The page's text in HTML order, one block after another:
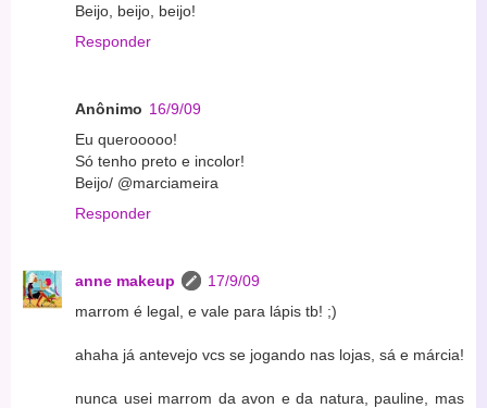
Beijo, beijo, beijo!
Responder
Anônimo 16/9/09
Eu querooooo!
Só tenho preto e incolor!
Beijo/ @marciameira
Responder
anne makeup
17/9/09
marrom é legal, e vale para lápis tb! ;)
ahaha já antevejo vcs se jogando nas lojas, sá e márcia!
nunca usei marrom da avon e da natura, pauline, mas